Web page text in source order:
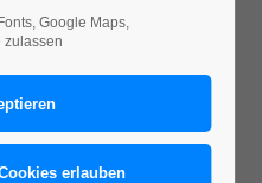
an der
im Verlaufe des
Die Kurse
Semester und der Kurs
Google Maps,
zulassen